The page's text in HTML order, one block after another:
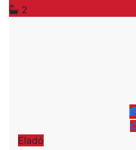
2
Eladó